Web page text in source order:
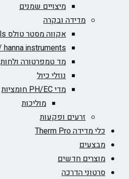
מיצויים שמנים
מדידה ובקרה
אקווה מסטר טולס Aqua Master tools
hanna instruments /מכשירים האנה
מד טמפרטורה ולחות
נוזלי כיול
מדי PH/EC חומציות
מוליכות
זרעים ופקעות
כלי מדידה Therm Pro
מבצעים
מוצרים חדשים
סרטוני הדרכה